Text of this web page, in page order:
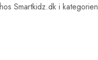
hos Smartkidz.dk i kategorien